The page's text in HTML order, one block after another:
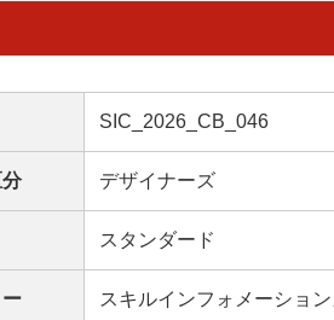
SIC_2026_CB_046
デザイナーズ
スタンダード
スキルインフォメーショ